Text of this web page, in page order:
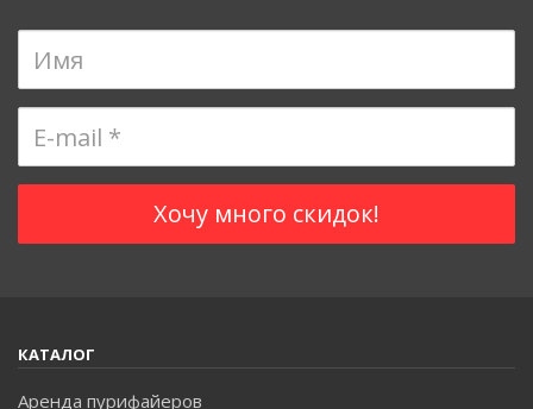
КАТАЛОГ
Аренда пурифайеров